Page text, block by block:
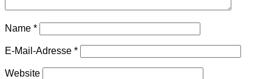
Name *
E-Mail-Adresse *
Website